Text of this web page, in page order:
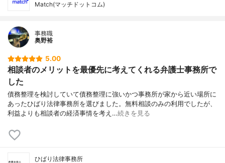
Match(マッチドットコム)
事務職
奥野裕
5.00
相談者のメリットを最優先に考えてくれる弁護士事務所で
した
債務整理を検討していて債務整理に強いかつ事務所が家から近い場所に
あったひばり法律事務所を選びました。無料相談のみの利用でしたが、
利益よりも相談者の経済事情を考え…続きを見る
ひばり法律事務所